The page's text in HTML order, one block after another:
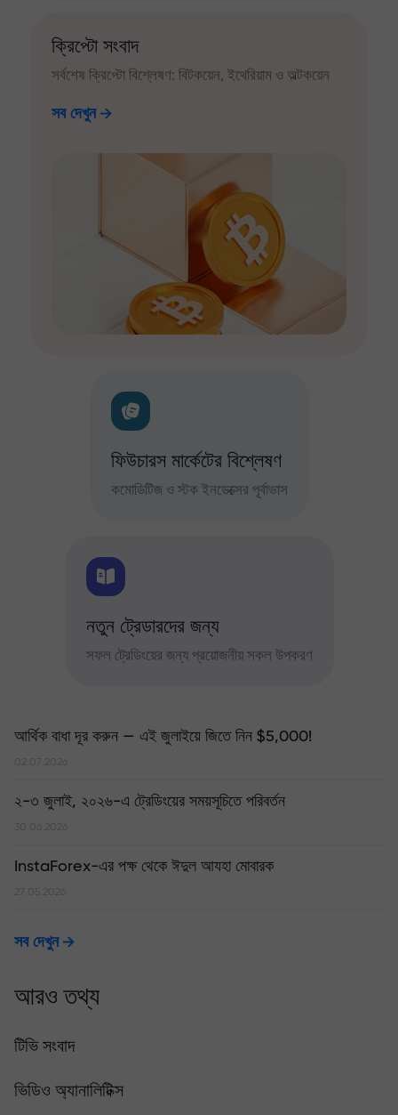
ক্রিপ্টো সংবাদ
সর্বশেষ ক্রিপ্টো বিশ্লেষণ: বিটকয়েন, ইথেরিয়াম ও অল্টকয়েন
সব দেখুন
ফিউচারস মার্কেটের বিশ্লেষণ
কমোডিটিজ ও স্টক ইনডেক্সের পূর্বাভাস
নতুন ট্রেডারদের জন্য
সফল ট্রেডিংয়ের জন্য প্রয়োজনীয় সকল উপকরণ
আর্থিক বাধা দূর করুন — এই জুলাইয়ে জিতে নিন $5,000!
02.07.2026
২-৩ জুলাই, ২০২৬-এ ট্রেডিংয়ের সময়সূচিতে পরিবর্তন
30.06.2026
InstaForex-এর পক্ষ থেকে ঈদুল আযহা মোবারক
27.05.2026
সব দেখুন
আরও তথ্য
টিভি সংবাদ
ভিডিও অ্যানালিটিক্স